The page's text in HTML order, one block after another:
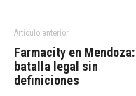
Artículo anterior
Farmacity en
batalla legal sin
definiciones